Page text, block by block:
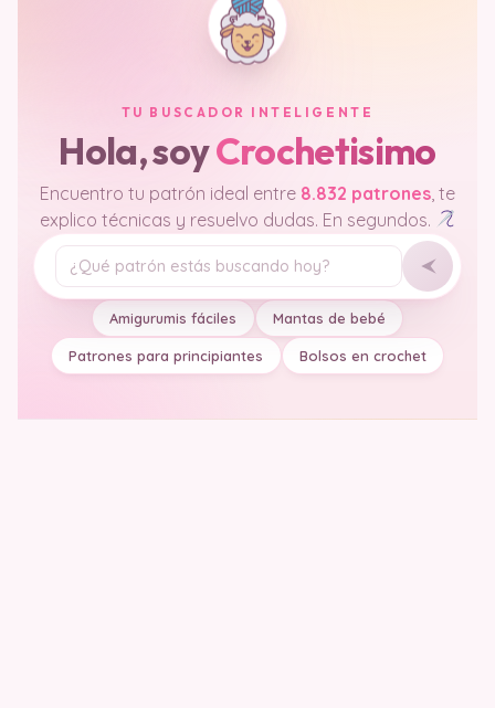
TU BUSCADOR INTELIGENTE
Hola, soyCrochetisimo
Encuentro tu patrón ideal entre 8.832 patrones , te
explico técnicas y resuelvo dudas. En segundos.
Tu pregunta
Amigurumis fáciles Mantas de bebé
Patrones para principiantes Bolsos en crochet